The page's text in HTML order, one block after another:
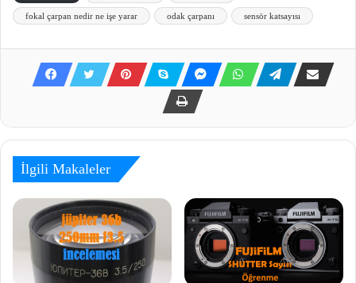
fokal çarpan nedir ne işe yarar odak çarpanı sensör katsayısı
İlgili Makaleler